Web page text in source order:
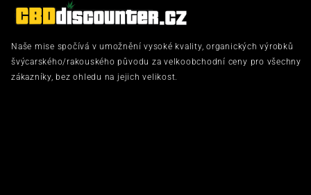
Naše mise spočívá v umožnění vysoké kvality, organických výrobků
švýcarského/rakouského původu za velkoobchodní ceny pro všechny
zákazníky, bez ohledu na jejich velikost.